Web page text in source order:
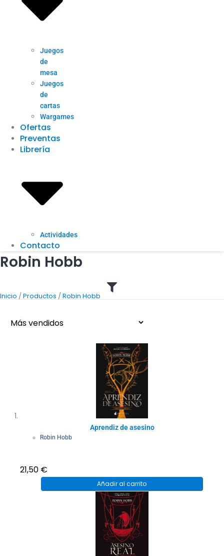
Juegos
de
mesa
Juegos
de
cartas
Wargames
Ofertas
Preventas
Librería
Actividades
Contacto
Robin Hobb
Inicio /Productos /Robin Hobb
Aprendiz de asesino
Robin Hobb
21,50 €
Añadir al carrito